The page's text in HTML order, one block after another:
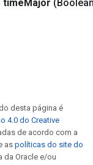
time Major
desta página é
4.0 do Creative
de acordo com a
aspolíticas do site do
da Oracle e/ou